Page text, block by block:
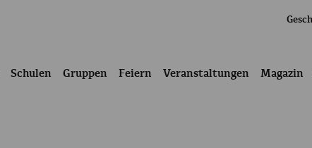
Schulen Gruppen Feiern Veranstaltungen Magazin